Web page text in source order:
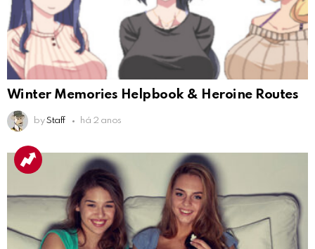
Winter Memories Helpbook & Heroine Routes
by Staff há 2 anos